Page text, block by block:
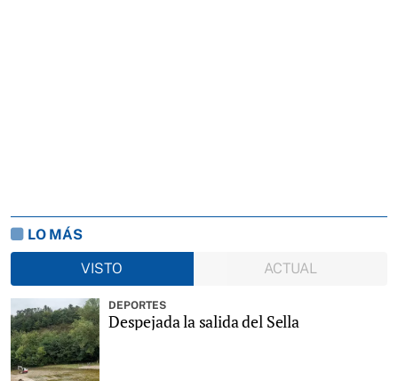
LO MÁS
VISTO
ACTUAL
DEPORTES
Despejada la salida del Sella